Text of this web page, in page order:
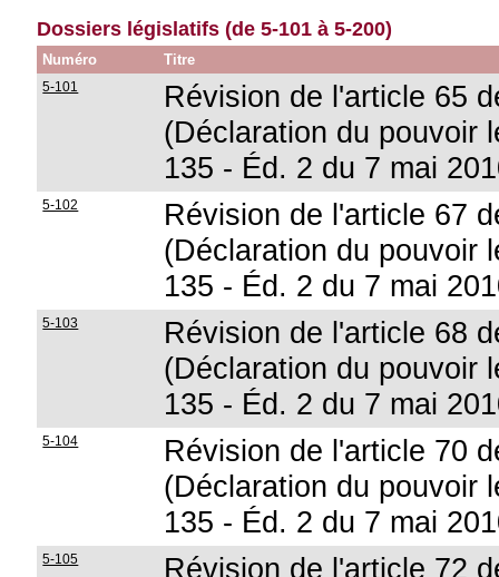
Dossiers législatifs (de 5-101 à 5-200)
Numéro Titre
5-101
Révision de l'article 65
(Déclaration du pouvoir
135 - Éd. 2 du 7 mai
5-102
Révision de l'article 67
(Déclaration du pouvoir
135 - Éd. 2 du 7 mai
5-103
Révision de l'article 68
(Déclaration du pouvoir
135 - Éd. 2 du 7 mai
5-104
Révision de l'article 70
(Déclaration du pouvoir
135 - Éd. 2 du 7 mai
5-105
Révision de l'article 72